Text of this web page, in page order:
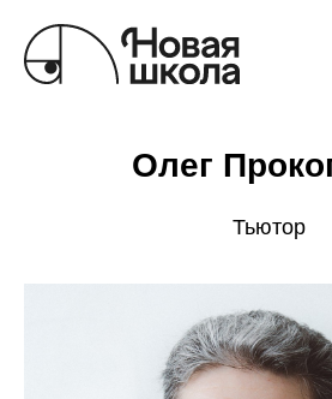
Олег
Тьютор